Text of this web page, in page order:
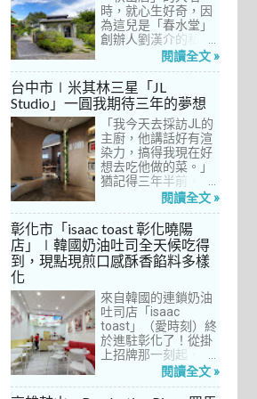
間價位較親民的牛排
餐廳……，最終，小禎
選定了阿姨及表弟剛
去吃過的「法森小
館」，理由很簡單：
歐法套餐1680元起的
價位可以接受，而且
不是無菜單料理，從
開胃菜、湯品、主
菜、甜點等，通通可
以選自己喜歡的，小
禎覺得能夠自由搭配
很讚！而且「法森小
館」是台中老字號的
不斷，能夠屹立不搖
這麼多年，一定有它
的道理在呀！
時，就心生好奇，因
為這兒是「春水堂」
創辦人劉漢介的私人
招待所，只對會員開
自從十多年前搬回彰
化之後，小禎才開始
上春水堂吃飯、喝
茶，有一度還把春水
堂當麵店在吃，每週
到台中上課時，總忍
不住奔入春水堂，點
上一碗「XO醬拌麵」
搭配一杯茶飲，後來
也嘗試過其他茶點，
對春水堂的餐飲很有
信心。因此，一得知
秋山居是春水堂創辦
人開設的，感覺就是
食的小禎而言，自然
深具吸引力。
閱讀全文 »
台中市∣米其林三星「JL
Studio」一圓我期待三年的夢想
「我今天去採訪JL的
主廚，他講話好有渲
染力，搞得我現在好
想去吃他做的菜。」
猶記得三年半前，當
米其林評鑑要來台中
做了一次得獎預測，
於是我因為工作踏入
JL Studio，當天回家
之後，我就迫不及待
從事美食採訪20多
年，只採訪沒吃的店
也不計其數，但從沒
有一家餐廳讓我這樣
充滿渴望，留下「真
的好想吃吃看」的懸
閱讀全文 »
彰化市「isaac toast 彰化曉陽
店」∣韓國奶油吐司全天候吃得
到，現點現煎口感酥香餡料多樣
化
來自韓國的連鎖奶油
吐司店「isaac
toast」（愛時刻）終
於進駐彰化了！從掛
上招牌那一刻起，小
禎就想著找時間來吃
閱讀全文 »